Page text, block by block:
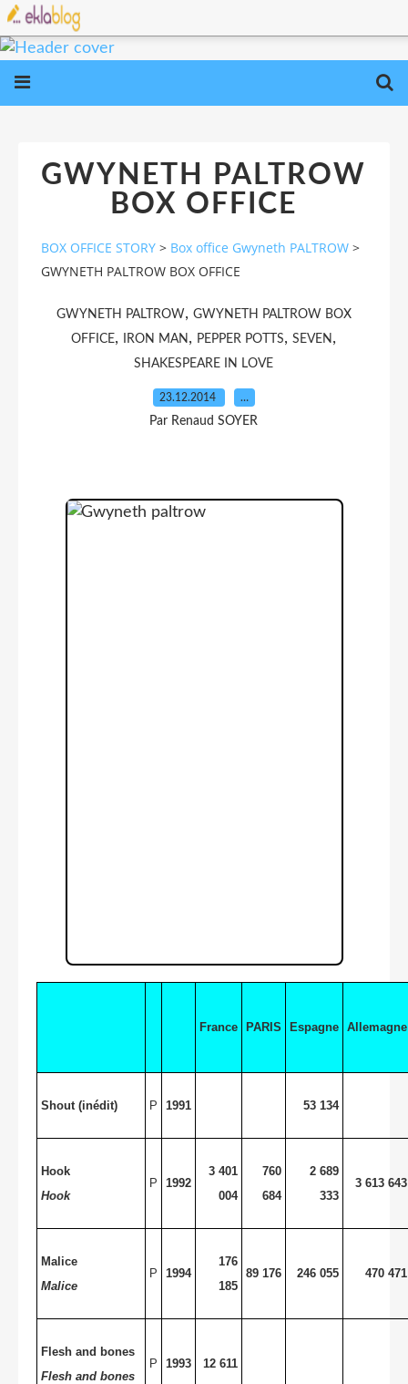
GWYNETH PALTROW
BOX OFFICE
BOX OFFICE STORY > Box office Gwyneth PALTROW >
GWYNETH PALTROW BOX OFFICE
GWYNETH PALTROW, GWYNETH PALTROW BOX
OFFICE, IRON MAN , PEPPER POTTS,SEVEN ,
SHAKESPEARE IN LOVE
23.12.2014 …
Par Renaud SOYER
France PARIS Espagne Allemagne
Shout (inédit) P 1991 53 134
Hook
Hook
P 1992
3 401
004
760
684
2 689
333
3 613 643
Malice
Malice
P 1994
176
185
89 176 246 055 470 471
Flesh and bones
Flesh and bones
P 1993 12 611